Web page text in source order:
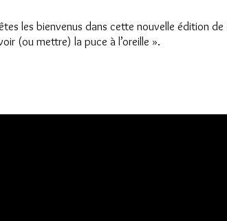
les bienvenus dans cette nouvelle édition
(ou mettre) la puce à l’oreille ».